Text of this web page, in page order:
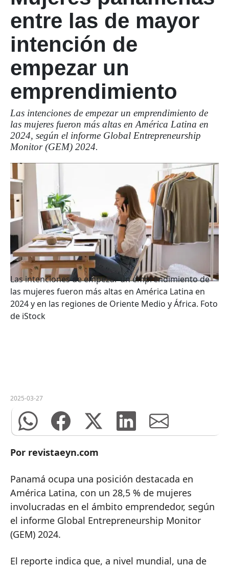
entre las de mayor
intención de
empezar un
emprendimiento
Las intenciones de empezar un emprendimiento de
las mujeres fueron más altas en América Latina en
2024, según el informe Global Entrepreneurship
Monitor (GEM) 2024.
Las intenciones de empezar un emprendimiento de
las mujeres fueron más altas en América Latina en
2024 y en las regiones de Oriente Medio y África. Foto
de iStock
2025-03-27
Por revistaeyn.com
Panamá ocupa una posición destacada en
América Latina, con un 28,5 % de mujeres
involucradas en el ámbito emprendedor, según
el informe Global Entrepreneurship Monitor
(GEM) 2024.
El reporte indica que, a nivel mundial, una de